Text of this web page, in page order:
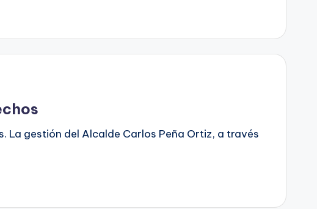
La gestión del Alcalde Carlos Peña Ortiz, a través